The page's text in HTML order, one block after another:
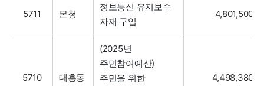
5711 본청
정보통신 유지보수
자재 구입
4,801,500
5710 대흥동
(2025년
주민참여예산)
주민을 위한
4,498,380